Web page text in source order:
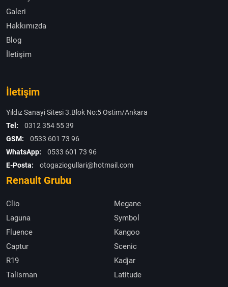
Galeri
Hakkımızda
Blog
İletişim
İletişim
Yıldız Sanayi Sitesi 3.Blok No:5 Ostim/Ankara
Tel:
0312 354 55 39
GSM:
0533 601 73 96
WhatsApp:
0533 601 73 96
E-Posta:
otogaziogullari@hotmail.com
Renault Grubu
Clio
Megane
Laguna
Symbol
Fluence
Kangoo
Captur
Scenic
R19
Kadjar
Talisman
Latitude